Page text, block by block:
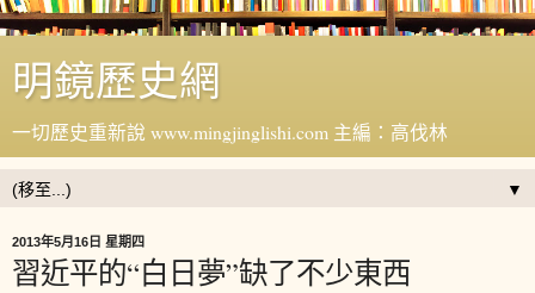
明鏡歷史網
一切歷史重新說 www.mingjinglishi.com 主編：高伐林
▼
2013年5月16日 星期四
習近平的“白日夢”缺了不少東西